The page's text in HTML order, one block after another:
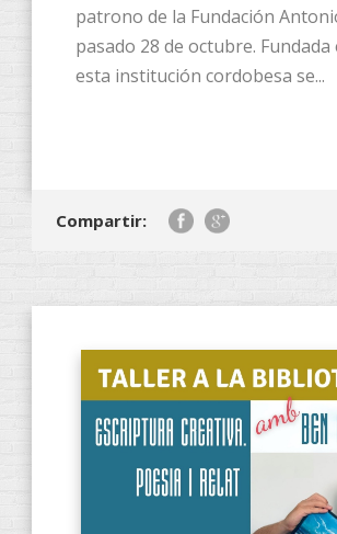
patrono de la Fundación
pasado 28 de octubre. Fundada
esta institución cordobesa se...
Compartir: